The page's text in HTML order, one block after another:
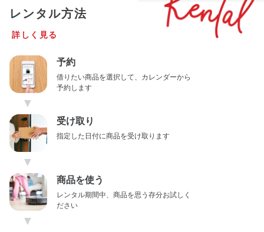
レンタル方法
詳しく見る
予約
借りたい商品を選択して、カレンダーから
予約します
▼
受け取り
指定した日付に商品を受け取ります
▼
商品を使う
レンタル期間中、商品を思う存分お試しく
ださい
▼